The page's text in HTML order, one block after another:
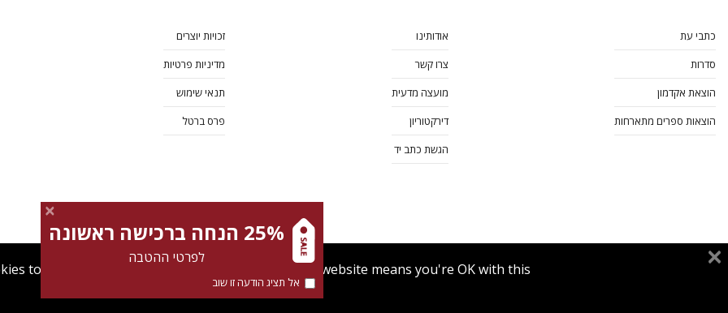
כתבי עת
סדרות
הוצאת אקדמון
הוצאות ספרים מתארחות
אודותינו
צרו קשר
מועצה מדעית
דירקטוריון
הגשת כתב יד
זכויות יוצרים
מדיניות פרטיות
תנאי שימוש
פרס ברטל
מדיניות Cookies תנאי שימוש
to give you the best user experience. Using this website means you're OK with this.
Find out more about ourcookies policy
25% הנחה ברכישה ראשונה
לפרטי ההטבה
אל תציג הודעה זו שוב